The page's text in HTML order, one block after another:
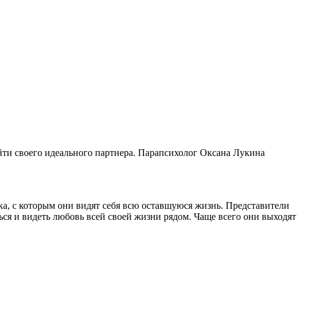
своего идеального партнера. Парапсихолог Оксана Лукина
с которым они видят себя всю оставшуюся жизнь. Представители
и видеть любовь всей своей жизни рядом. Чаще всего они выходят